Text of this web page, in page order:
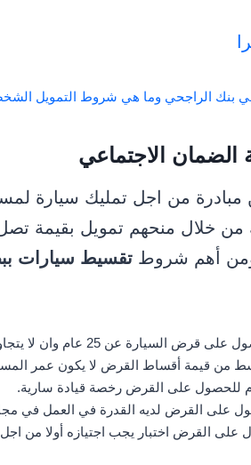
بنك الراجحي وما هي شروط التمويل
الاجتماعي
من اجل تمليك سيارة
تقسيط سيارات
عن 25 عام وان لا يتجاوز عمره 60 عام.
من قيمة أقساط القرض لا يكون عمر
للحصول على القرض رخصة قيادة سارية.
على القرض لديه القدرة في العمل في
القرض اختبار يجب اجتيازه أولا من